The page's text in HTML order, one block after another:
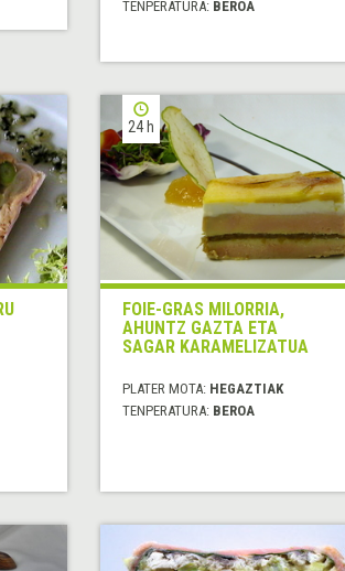
TENPERATURA: BEROA
24 h
FOIE-GRAS MILORRIA,
AHUNTZ GAZTA ETA
SAGAR KARAMELIZATUA
PLATER MOTA: HEGAZTIAK
TENPERATURA: BEROA